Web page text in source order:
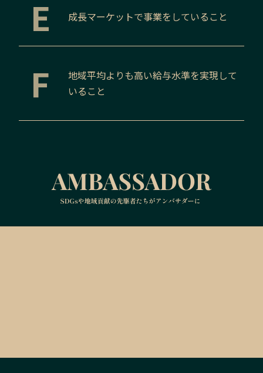
E 成長マーケットで事業をしていること
F
地域平均よりも高い給与水準を実現して
いること